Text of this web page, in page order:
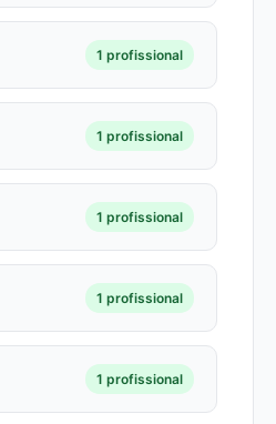
1 profissional
1 profissional
1 profissional
1 profissional
1 profissional